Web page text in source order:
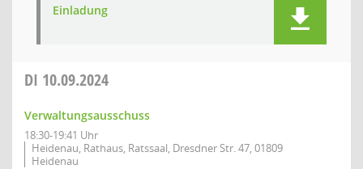
Einladung
DI 10.09.2024
Verwaltungsausschuss
18:30-19:41 Uhr
Heidenau, Rathaus, Ratssaal, Dresdner Str. 47, 01809
Heidenau